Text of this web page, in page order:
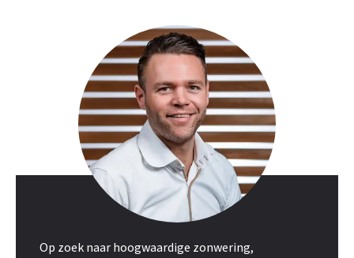
Op zoek naar hoogwaardige zonwering,